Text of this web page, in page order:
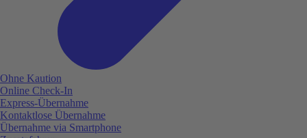
Ohne Kaution
Online Check-In
Express-Übernahme
Kontaktlose Übernahme
Übernahme via Smartphone